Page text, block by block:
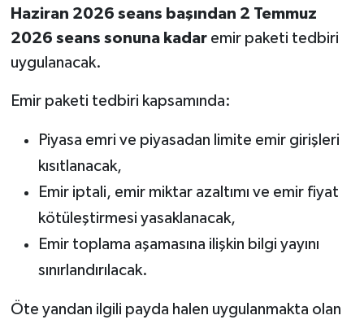
Haziran 2026 seans başından 2 Temmuz
2026 seans sonuna kadaremir paketi tedbiri
uygulanacak.
Emir paketi tedbiri kapsamında:
Piyasa emri ve piyasadan limite emir girişleri
kısıtlanacak,
Emir iptali, emir miktar azaltımı ve emir fiyat
kötüleştirmesi yasaklanacak,
Emir toplama aşamasına ilişkin bilgi yayını
sınırlandırılacak.
Öte yandan ilgili payda halen uygulanmakta olan